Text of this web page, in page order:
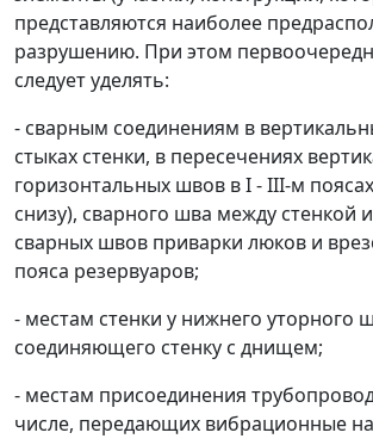
представляются наиболее
разрушению. При этом
следует уделять:
- сварным соединениям в
стыках стенки, в пересечениях
горизонтальных швов в I - III-м
снизу), сварного шва между стенкой
сварных швов приварки люков и
пояса резервуаров;
- местам стенки у нижнего уторного
соединяющего стенку с днищем;
- местам присоединения
числе, передающих вибрационные